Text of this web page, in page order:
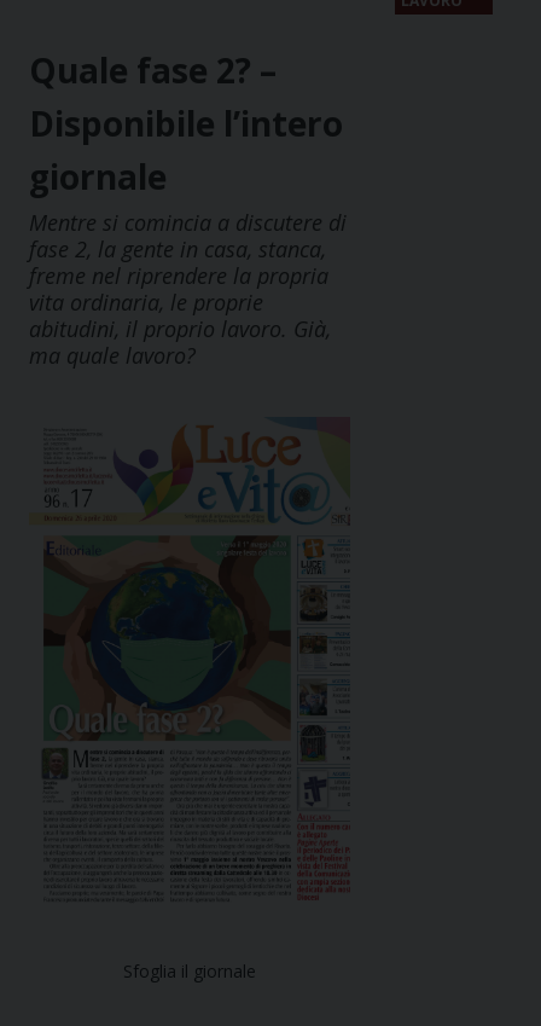
Quale fase 2? –
Disponibile l’intero
giornale
Mentre si comincia a discutere di
fase 2, la gente in casa, stanca,
freme nel riprendere la propria
vita ordinaria, le proprie
abitudini, il proprio lavoro. Già,
ma quale lavoro?
Sfoglia il giornale